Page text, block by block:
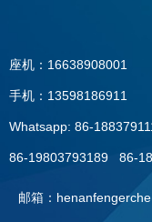
座机：16638908001
手机：13598186911
Whatsapp: 86-
86-19803793189 86-
邮箱：